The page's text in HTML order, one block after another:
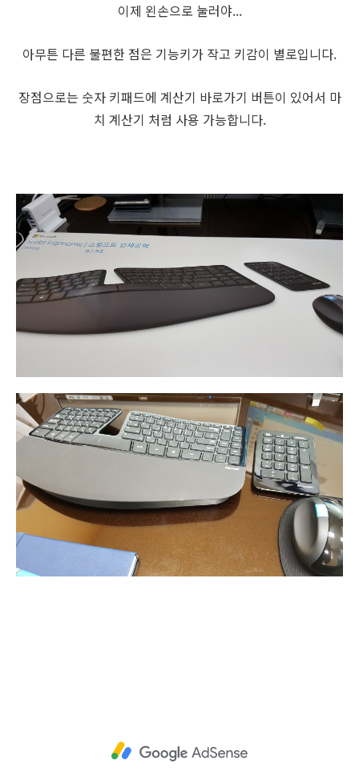
이제 왼손으로 눌러야...
아무튼 다른 불편한 점은 기능키가 작고 키감이 별로입니다.
장점으로는 숫자 키패드에 계산기 바로가기 버튼이 있어서 마
치 계산기 처럼 사용 가능합니다.